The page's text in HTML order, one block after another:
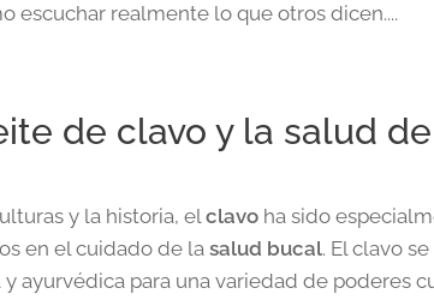
escuchar realmente lo que otros dicen....
de clavo y la salud
y la historia, elclavoha sido
en el cuidado de lasalud bucal. El clavo
ayurvédica para una variedad de poderes